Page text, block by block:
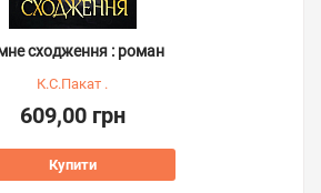
сходження : роман
К.С.Пакат .
609,00 грн
Купити